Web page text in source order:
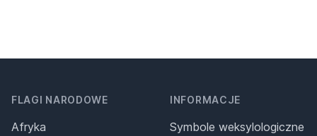
FLAGI NARODOWE
Afryka
INFORMACJE
Symbole weksylologiczne